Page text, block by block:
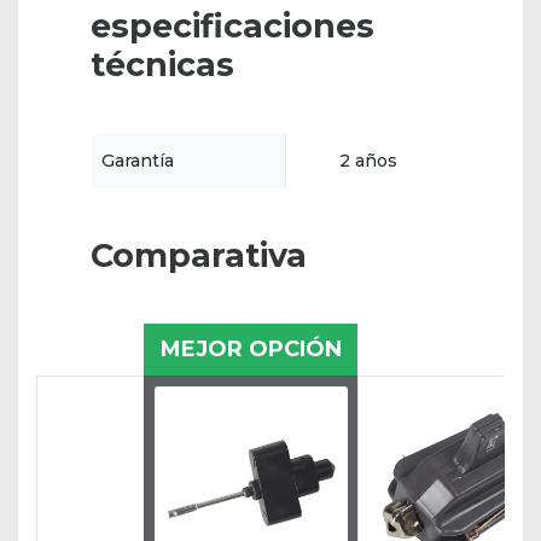
especificaciones
técnicas
Garantía 2 años
Comparativa
MEJOR OPCIÓN